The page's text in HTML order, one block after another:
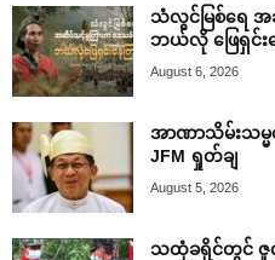
သံလွင်မြစ်ရေ
ဘယ်လို ဖြေရှင်း
August 6, 2026
အာဏာသိမ်းသမ္
JFM ရှုတ်ချ
August 5, 2026
သထုံခရိုင်တွင် ဇူ